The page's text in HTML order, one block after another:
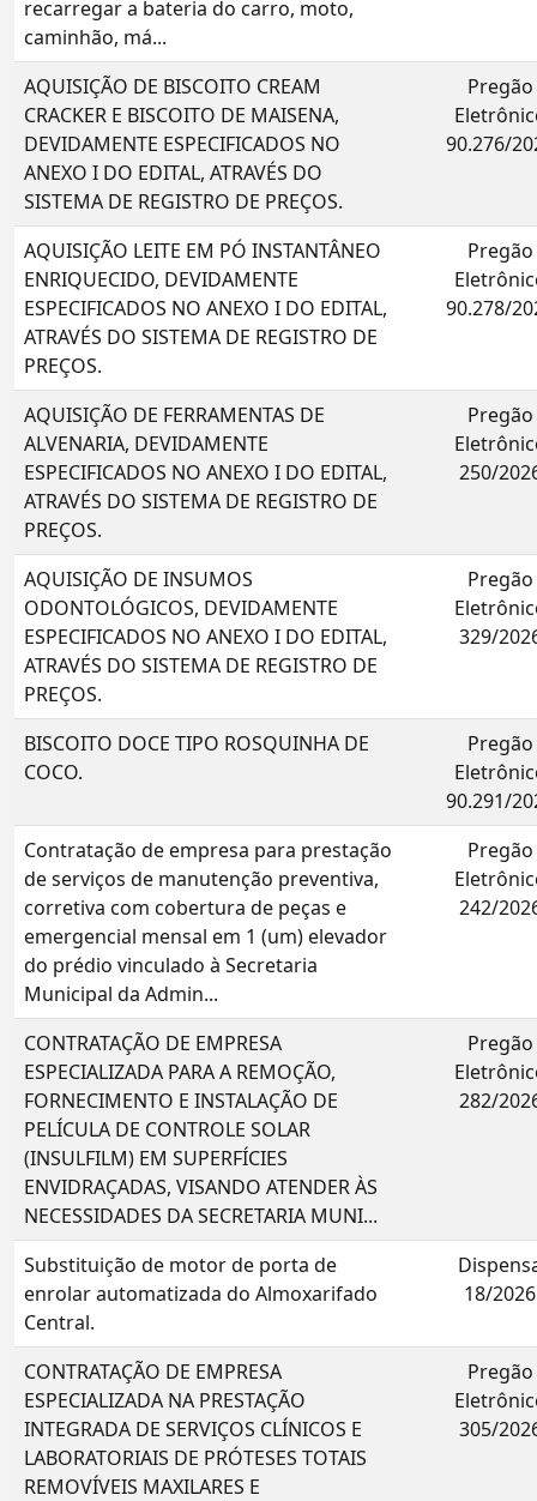
recarregar a bateria do carro, moto,
caminhão, má...
AQUISIÇÃO DE BISCOITO CREAM
CRACKER E BISCOITO DE MAISENA,
DEVIDAMENTE ESPECIFICADOS NO
ANEXO I DO EDITAL, ATRAVÉS DO
SISTEMA DE REGISTRO DE PREÇOS.
Pregão
90.276/
AQUISIÇÃO LEITE EM PÓ INSTANTÂNEO
ENRIQUECIDO, DEVIDAMENTE
ESPECIFICADOS NO ANEXO I DO EDITAL,
ATRAVÉS DO SISTEMA DE REGISTRO DE
PREÇOS.
Pregão
90.278/
AQUISIÇÃO DE FERRAMENTAS DE
ALVENARIA, DEVIDAMENTE
ESPECIFICADOS NO ANEXO I DO EDITAL,
ATRAVÉS DO SISTEMA DE REGISTRO DE
PREÇOS.
Pregão
250/
AQUISIÇÃO DE INSUMOS
ODONTOLÓGICOS, DEVIDAMENTE
ESPECIFICADOS NO ANEXO I DO EDITAL,
ATRAVÉS DO SISTEMA DE REGISTRO DE
PREÇOS.
Pregão
329/
BISCOITO DOCE TIPO ROSQUINHA DE
COCO.
Pregão
90.291/
Contratação de empresa para prestação
de serviços de manutenção preventiva,
corretiva com cobertura de peças e
emergencial mensal em 1 (um) elevador
do prédio vinculado à Secretaria
Municipal da Admin...
Pregão
242/
CONTRATAÇÃO DE EMPRESA
ESPECIALIZADA PARA A REMOÇÃO,
FORNECIMENTO E INSTALAÇÃO DE
PELÍCULA DE CONTROLE SOLAR
(INSULFILM) EM SUPERFÍCIES
ENVIDRAÇADAS, VISANDO ATENDER ÀS
NECESSIDADES DA SECRETARIA MUNI...
Pregão
282/
Substituição de motor de porta de
enrolar automatizada do Almoxarifado
Central.
18/2026
CONTRATAÇÃO DE EMPRESA
ESPECIALIZADA NA PRESTAÇÃO
INTEGRADA DE SERVIÇOS CLÍNICOS E
LABORATORIAIS DE PRÓTESES TOTAIS
REMOVÍVEIS MAXILARES E
Pregão
305/